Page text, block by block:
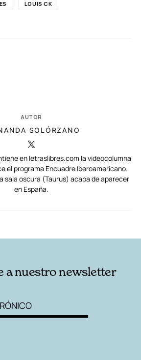
LOUIS CK
AUTOR
SOLÓRZANO
en letraslibres.com la videocolumna
el programa Encuadre Iberoamericano.
sala oscura (Taurus) acaba de aparecer
en España.
a nuestro newsletter